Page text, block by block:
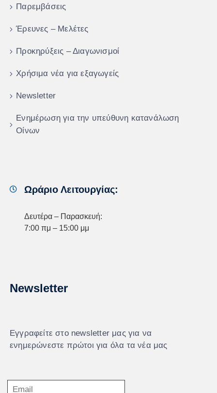
Παρεμβάσεις
Έρευνες – Μελέτες
Προκηρύξεις – Διαγωνισμοί
Χρήσιμα νέα για εξαγωγείς
Newsletter
Ενημέρωση για την υπεύθυνη κατανάλωση
Οίνων
Ωράριο Λειτουργίας:
Δευτέρα – Παρασκευή:
7:00 πμ – 15:00 μμ
Newsletter
Εγγραφείτε στο newsletter μας για να
ενημερώνεστε πρώτοι για όλα τα νέα μας